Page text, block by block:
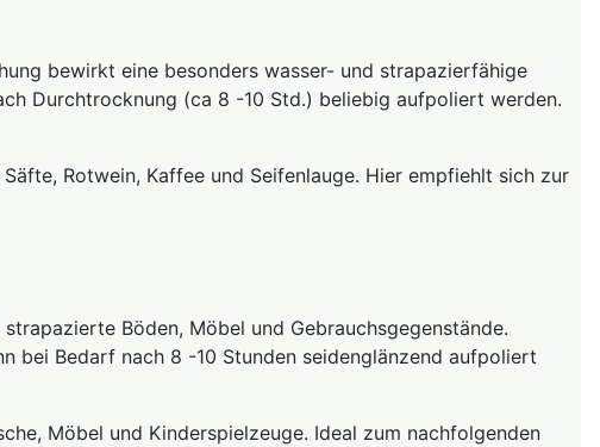
bewirkt eine besonders wasser- und strapazierfähige
Durchtrocknung (ca 8 -10 Std.) beliebig aufpoliert werden.
Rotwein, Kaffee und Seifenlauge. Hier empfiehlt sich zur
Böden, Möbel und Gebrauchsgegenstände.
bei Bedarf nach 8 -10 Stunden seidenglänzend aufpoliert
Möbel und Kinderspielzeuge. Ideal zum nachfolgenden